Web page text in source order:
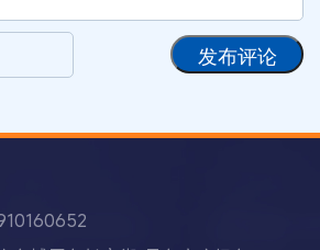
发布评论